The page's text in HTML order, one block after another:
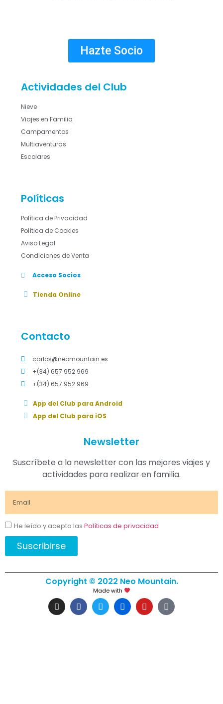
Hazte Socio
Actividades del Club
Nieve
Viajes en Familia
Campamentos
Multiaventuras
Escolares
Políticas
Política de Privacidad
Política de Cookies
Aviso Legal
Condiciones de Venta
Acceso Socios
Tienda Online
Contacto
carlos@neomountain.es
+(34) 657 952 969
+(34) 657 952 969
App del Club para Android
App del Club para iOS
Newsletter
Suscríbete a la newsletter con las mejores viajes y
actividades para realizar en familia.
He leído y acepto las Políticas de privacidad
Suscribirse
Copyright © 2022 Neo Mountain.
Made with